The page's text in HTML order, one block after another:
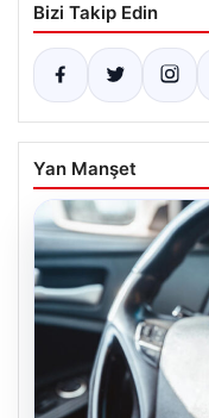
Bizi Takip Edin
Yan Manşet